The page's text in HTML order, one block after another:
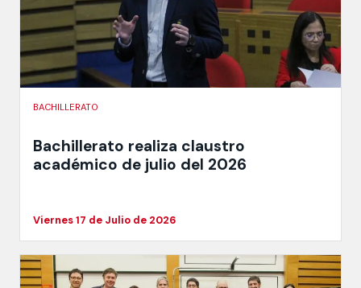
BACHILLERATO
Bachillerato realiza claustro
académico de julio del 2026
Viernes 17 de Julio de 2026